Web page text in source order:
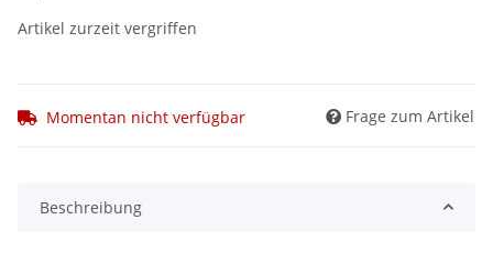
Artikel zurzeit vergriffen
Momentan nicht verfügbar Frage zum Artikel
Beschreibung